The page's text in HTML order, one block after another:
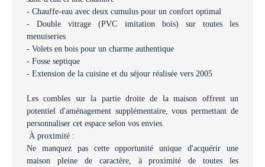
- Chauffe-eau avec deux cumulus pour un confort optimal
- Double vitrage (PVC imitation bois) sur toutes les
menuiseries
- Volets en bois pour un charme authentique
- Fosse septique
- Extension de la cuisine et du séjour réalisée vers 2005
Les combles sur la partie droite de la maison offrent un
potentiel d'aménagement supplémentaire, vous permettant de
personnaliser cet espace selon vos envies.
À proximité :
Ne manquez pas cette opportunité unique d'acquérir une
maison pleine de caractère, à proximité de toutes les